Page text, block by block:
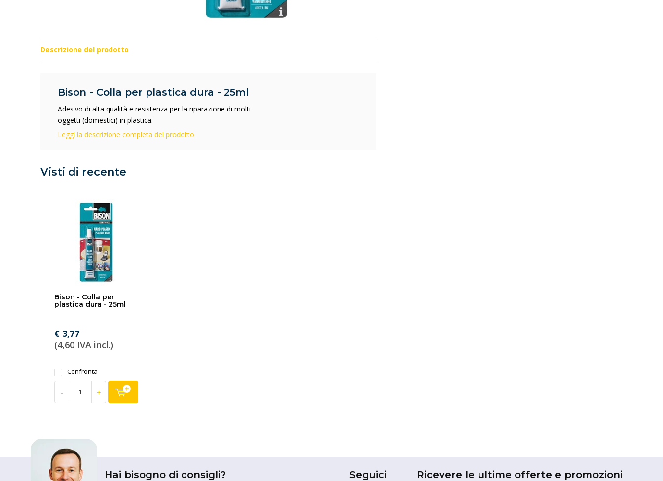
Descrizione del prodotto
Bison - Colla per plastica dura - 25ml
Adesivo di alta qualità e resistenza per la riparazione di molti
oggetti (domestici) in plastica.
Leggi la descrizione completa del prodotto
Visti di recente
Bison - Colla per
plastica dura - 25ml
€ 3,77
(4,60 IVA incl.)
Confronta
- +
Hai bisogno di consigli? Seguici Ricevere le ultime offerte e promozioni